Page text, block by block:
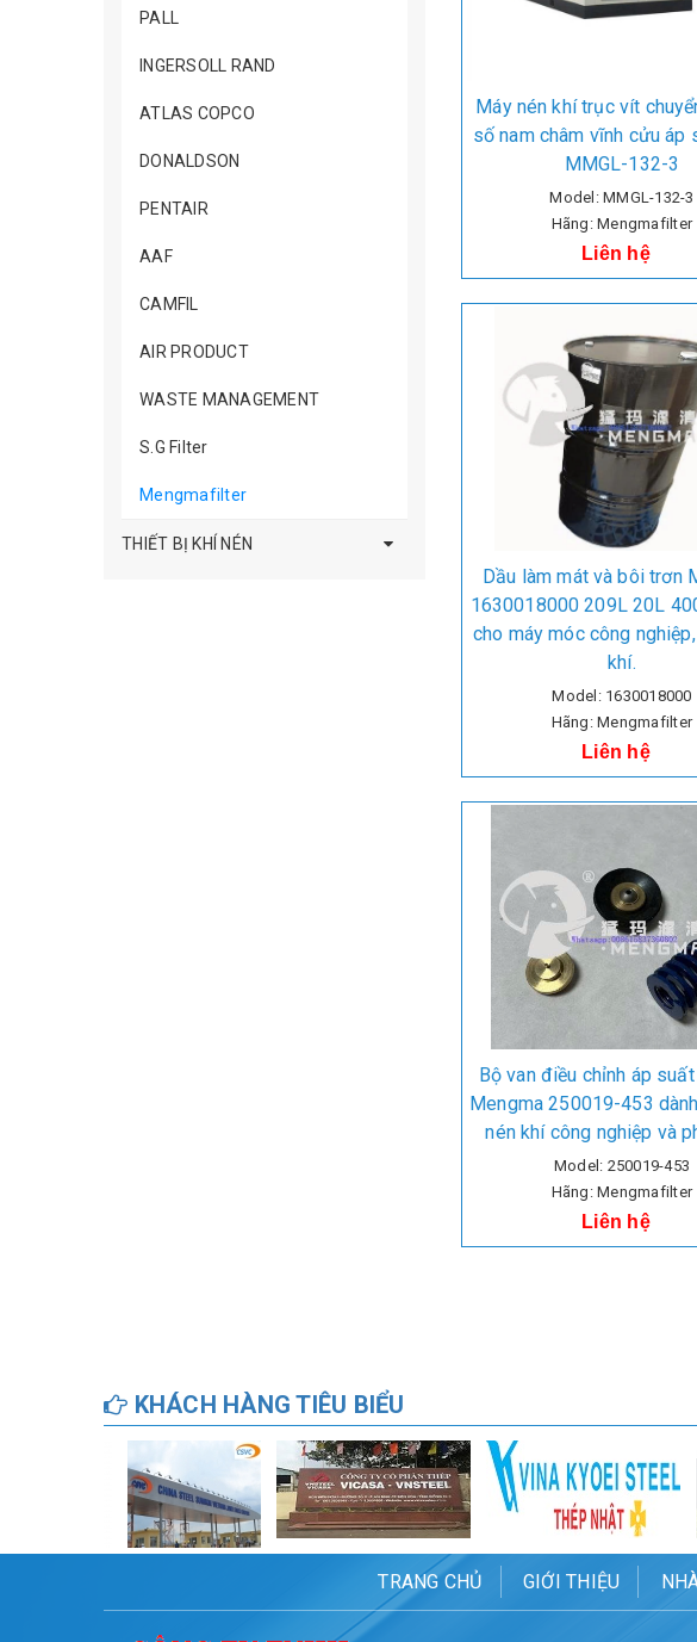
Máy nén khí trục vít
số nam châm vĩnh cửu áp
MMGL-132-3
Model: MMGL-132-3
Hãng: Mengmafilter
Liên hệ
Dầu làm mát và bôi trơn
1630018000 209L 20L
cho máy móc công
khí.
Model: 1630018000
Hãng: Mengmafilter
Liên hệ
Bộ van điều chỉnh áp
Mengma 250019-453
nén khí công nghiệp và
Model: 250019-453
Hãng: Mengmafilter
Liên hệ
PALL
INGERSOLL RAND
ATLAS COPCO
DONALDSON
PENTAIR
AAF
CAMFIL
AIR PRODUCT
WASTE MANAGEMENT
S.G Filter
Mengmafilter
THIẾT BỊ KHÍ NÉN
KHÁCH HÀNG TIÊU BIỂU
TRANG CHỦ GIỚI THIỆU